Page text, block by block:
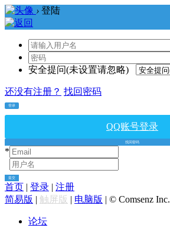
› 登陆
安全提问(未设置请忽略)
还没有注册？ 找回密码
登录
QQ账号登录
找回密码
*
提交
首页 | 登录 | 注册
简易版 | 触屏版 | 电脑版 | © Comsenz Inc.
论坛